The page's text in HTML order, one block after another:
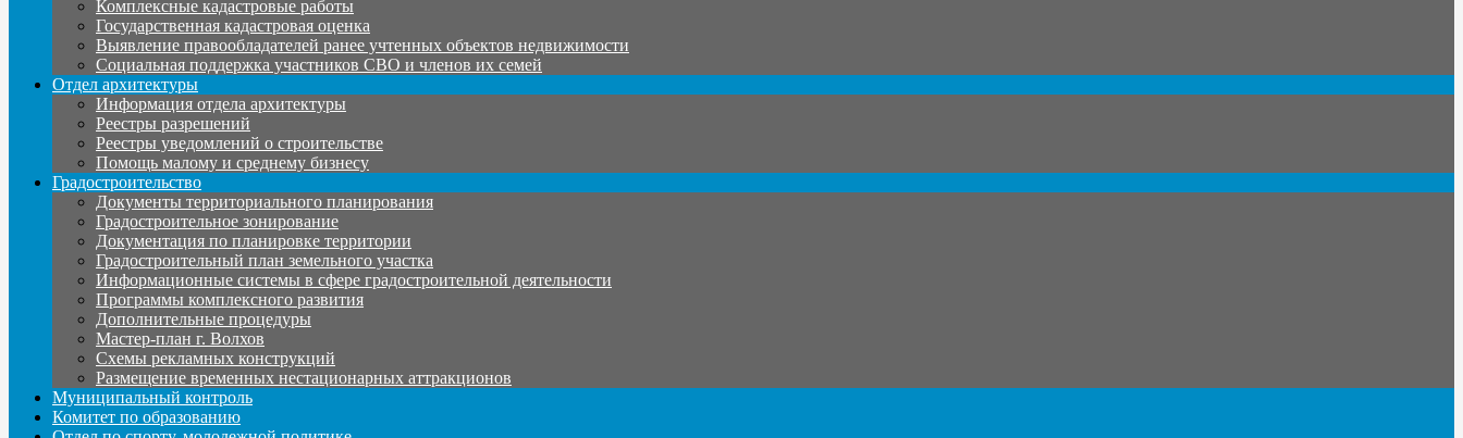
Комплексные кадастровые работы
Государственная кадастровая оценка
Выявление правообладателей ранее учтенных объектов недвижимости
Социальная поддержка участников СВО и членов их семей
Отдел архитектуры
Информация отдела архитектуры
Реестры разрешений
Реестры уведомлений о строительстве
Помощь малому и среднему бизнесу
Градостроительство
Документы территориального планирования
Градостроительное зонирование
Документация по планировке территории
Градостроительный план земельного участка
Информационные системы в сфере градостроительной деятельности
Программы комплексного развития
Дополнительные процедуры
Мастер-план г. Волхов
Схемы рекламных конструкций
Размещение временных нестационарных аттракционов
Муниципальный контроль
Комитет по образованию